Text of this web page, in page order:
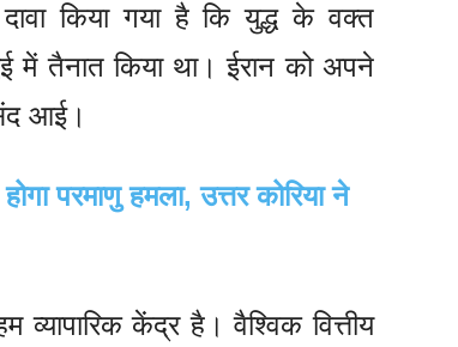
किया गया है कि युद्ध के वक्त
में तैनात किया था। ईरान को अपने
आई।
परमाणु हमला, उत्तर कोरिया ने
केंद्र है। वैश्विक वित्तीय